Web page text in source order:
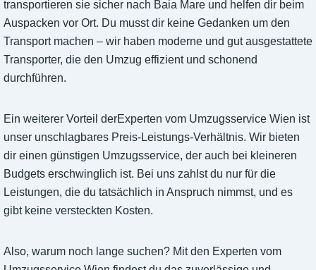
transportieren sie sicher nach Baia Mare und helfen dir beim
Auspacken vor Ort. Du musst dir keine Gedanken um den
Transport machen – wir haben moderne und gut ausgestattete
Transporter, die den Umzug effizient und schonend
durchführen.
Ein weiterer Vorteil derExperten vom Umzugsservice Wien ist
unser unschlagbares Preis-Leistungs-Verhältnis. Wir bieten
dir einen günstigen Umzugsservice, der auch bei kleineren
Budgets erschwinglich ist. Bei uns zahlst du nur für die
Leistungen, die du tatsächlich in Anspruch nimmst, und es
gibt keine versteckten Kosten.
Also, warum noch lange suchen? Mit den Experten vom